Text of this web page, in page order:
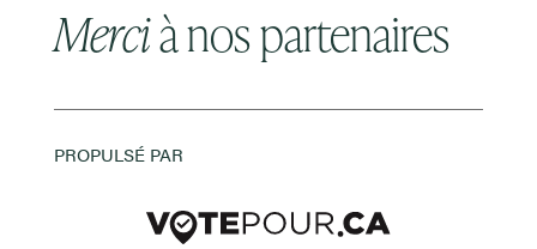
Mercià nos partenaires
PROPULSÉ PAR